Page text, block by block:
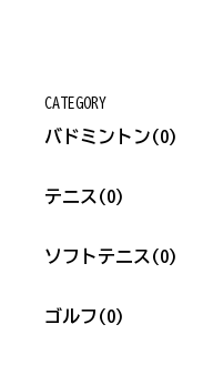
CATEGORY
バドミントン(0)
テニス (0)
ソフトテニス (0)
ゴルフ (0)